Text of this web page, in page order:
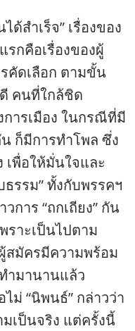
สำเร็จ” เรื่องของ
รกคือเรื่องของผู้
คัดเลือก ตามขั้น
คนที่ใกล้ชิด
ารเมือง ในกรณีที่มี
ก็มีการทำโพล ซึ่ง
เพื่อให้มั่นใจและ
ธรรม” ทั้งกับพรรคฯ
การ “ถกเถียง” กัน
ราะเป็นไปตาม
สมัครมีความพร้อม
ทำมานานแล้ว
ม่ “นิพนธ์” กล่าวว่า
เป็นจริง แต่ครั้งนี้